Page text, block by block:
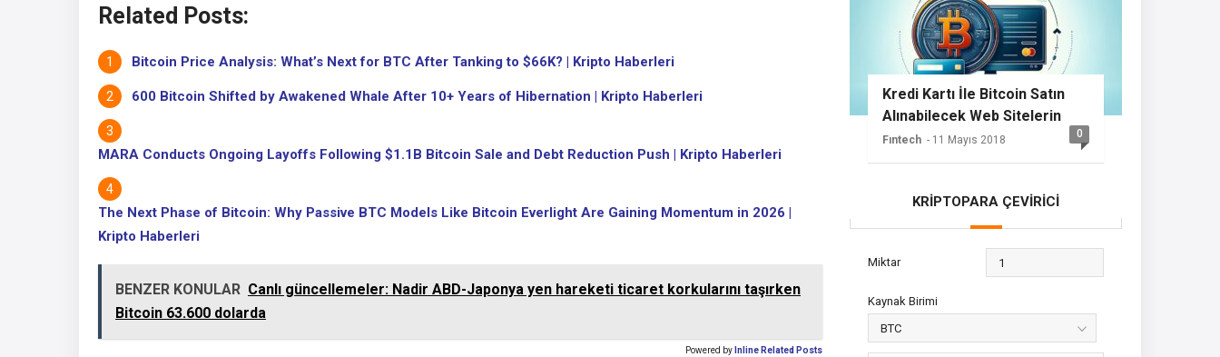
Related Posts:
Bitcoin Price Analysis: What’s Next for BTC After Tanking to $66K? | Kripto Haberleri
600 Bitcoin Shifted by Awakened Whale After 10+ Years of Hibernation | Kripto Haberleri
MARA Conducts Ongoing Layoffs Following $1.1B Bitcoin Sale and Debt Reduction Push | Kripto Haberleri
The Next Phase of Bitcoin: Why Passive BTC Models Like Bitcoin Everlight Are Gaining Momentum in 2026 |
Kripto Haberleri
BENZER KONULAR Canlı güncellemeler: Nadir ABD-Japonya yen hareketi ticaret korkularını taşırken
Bitcoin 63.600 dolarda
Powered by Inline Related Posts
Kredi Kartı İle Bitcoin Satın
Alınabilecek Web Sitelerin
Listesi
Fıntech - 11 Mayıs 2018 0
KRİPTOPARA ÇEVİRİCİ
Miktar
Kaynak Birimi